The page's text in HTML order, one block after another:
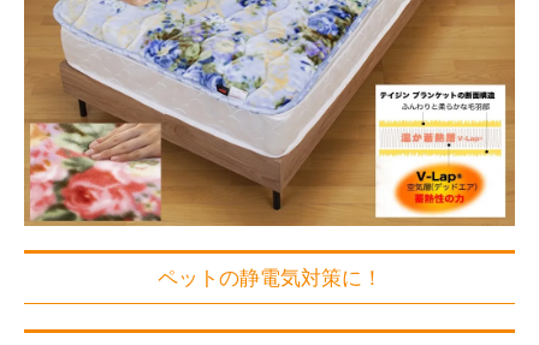
ペットの静電気対策に！